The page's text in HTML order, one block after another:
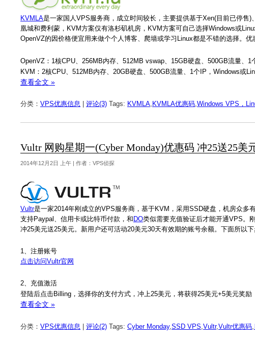
KVMLA是一家国人VPS服务商，成立时间较长，主要提供基于Xen(目前已停
凰城和费利蒙，KVM方案仅有洛杉矶机房，KVM方案可自己选择Windows或
OpenVZ的因价格便宜用来做个个人博客、爬墙或学习Linux都是不错的选择。优
OpenVZ：1核CPU、256MB内存、512MB vswap、15GB硬盘、500GB流量、1
KVM：2核CPU、512MB内存、20GB硬盘、500GB流量、1个IP，Windows或
查看全文 »
分类： VPS优惠信息 评论(3) Tags: KVMLA KVMLA优惠码 Windows VPS，
Vultr 网购星期一(Cyber Monday)优惠码 冲25送25
2014年12月2日 上午 | 作者：VPS侦探
Vultr是一家2014年刚成立的VPS服务商，基于KVM，采用SSD硬盘，机房众多
支持Paypal、信用卡或比特币付款，和DO类似需要充值验证后才能开通VPS。
冲25美元送25美元。新用户还可活动20美元30天有效期的账号余额。下面所以
1、注册账号
点击访问Vultr官网
2、充值激活
登陆后点击Billing，选择你的支付方式，冲上25美元，将获得25美元+5美元奖励
查看全文 »
分类： VPS优惠信息 评论(2) Tags: Cyber Monday, SSD VPS Vultr,Vultr优惠码